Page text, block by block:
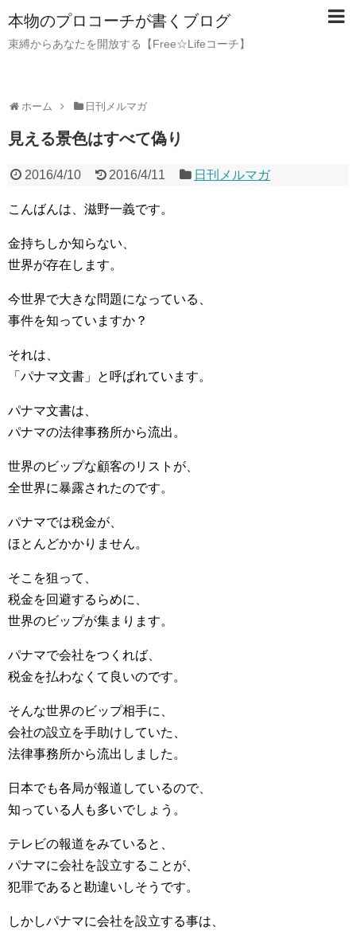
本物のプロコーチが書くブログ
束縛からあなたを開放する【Free☆Lifeコーチ】
ホーム 日刊メルマガ
見える景色はすべて偽り
2016/4/10 2016/4/11 日刊メルマガ
こんばんは、滋野一義です。
金持ちしか知らない、
世界が存在します。
今世界で大きな問題になっている、
事件を知っていますか？
それは、
「パナマ文書」と呼ばれています。
パナマ文書は、
パナマの法律事務所から流出。
世界のビップな顧客のリストが、
全世界に暴露されたのです。
パナマでは税金が、
ほとんどかかりません。
そこを狙って、
税金を回避するらめに、
世界のビップが集まります。
パナマで会社をつくれば、
税金を払わなくて良いのです。
そんな世界のビップ相手に、
会社の設立を手助けしていた、
法律事務所から流出しました。
日本でも各局が報道しているので、
知っている人も多いでしょう。
テレビの報道をみていると、
パナマに会社を設立することが、
犯罪であると勘違いしそうです。
しかしパナマに会社を設立する事は、